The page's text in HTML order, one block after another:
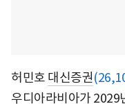
허민호 대신증권
우디아라비아가 2029